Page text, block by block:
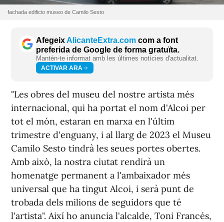
fachada edificio museo de Camilo Sesto
AfegeixAlicanteExtra.com com a font
preferida de Google de forma gratuïta.
Mantén-te informat amb les últimes notícies d'actualitat.
ACTIVAR ARA
"Les obres del museu del nostre artista més
internacional, qui ha portat el nom d'Alcoi per
tot el món, estaran en marxa en l'últim
trimestre d'enguany, i al llarg de 2023 el Museu
Camilo Sesto tindrà les seues portes obertes.
Amb això, la nostra ciutat rendirà un
homenatge permanent a l'ambaixador més
universal que ha tingut Alcoi, i serà punt de
trobada dels milions de seguidors que té
l'artista". Així ho anuncia l'alcalde, Toni Francés,